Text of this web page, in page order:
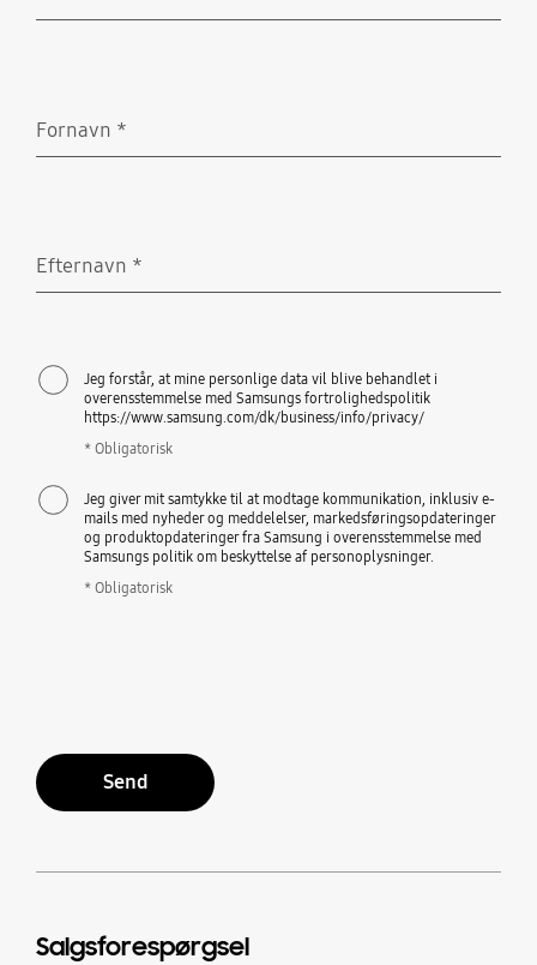
Fornavn *
Efternavn *
Jeg forstår, at mine personlige data vil blive behandlet i
overensstemmelse med Samsungs fortrolighedspolitik
https://www.samsung.com/dk/business/info/privacy/
* Obligatorisk
Jeg giver mit samtykke til at modtage kommunikation, inklusiv e-
mails med nyheder og meddelelser, markedsføringsopdateringer
og produktopdateringer fra Samsung i overensstemmelse med
Samsungs politik om beskyttelse af personoplysninger.
* Obligatorisk
Send
Salgsforespørgsel